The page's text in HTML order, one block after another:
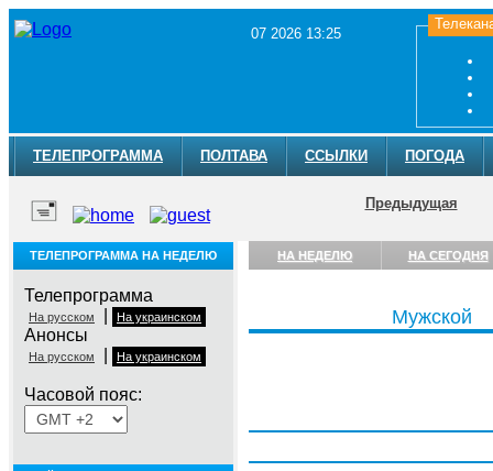
07 2026 13:25
ТЕЛЕПРОГРАММА ПОЛТАВА ССЫЛКИ ПОГОДА
Предыдущая
ТЕЛЕПРОГРАММА НА НЕДЕЛЮ
Телепрограмма
На русском На украинском
Анонсы
На русском На украинском
Часовой пояс:
НА НЕДЕЛЮ НА СЕГОДНЯ
Мужской